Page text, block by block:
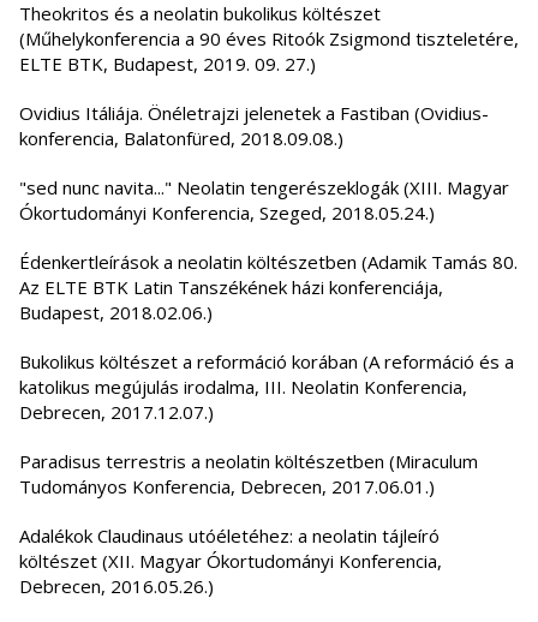
Theokritos és a neolatin bukolikus költészet
(Műhelykonferencia a 90 éves Ritoók Zsigmond tiszteletére,
ELTE BTK, Budapest, 2019. 09. 27.)
Ovidius Itáliája. Önéletrajzi jelenetek a Fastiban (Ovidius-
konferencia, Balatonfüred, 2018.09.08.)
"sed nunc navita..." Neolatin tengerészeklogák (XIII. Magyar
Ókortudományi Konferencia, Szeged, 2018.05.24.)
Édenkertleírások a neolatin költészetben (Adamik Tamás 80.
Az ELTE BTK Latin Tanszékének házi konferenciája,
Budapest, 2018.02.06.)
Bukolikus költészet a reformáció korában (A reformáció és a
katolikus megújulás irodalma, III. Neolatin Konferencia,
Debrecen, 2017.12.07.)
Paradisus terrestris a neolatin költészetben (Miraculum
Tudományos Konferencia, Debrecen, 2017.06.01.)
Adalékok Claudinaus utóéletéhez: a neolatin tájleíró
költészet (XII. Magyar Ókortudományi Konferencia,
Debrecen, 2016.05.26.)